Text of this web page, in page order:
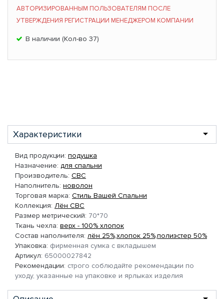
АВТОРИЗИРОВАННЫМ ПОЛЬЗОВАТЕЛЯМ ПОСЛЕ
УТВЕРЖДЕНИЯ РЕГИСТРАЦИИ МЕНЕДЖЕРОМ КОМПАНИИ
В наличии (Кол-во 37)
Характеристики
Вид продукции: подушка
Назначение: для спальни
Производитель: СВС
Наполнитель: новолон
Торговая марка: Стиль Вашей Спальни
Коллекция: Лён СВС
Размер метрический: 70*70
Ткань чехла: верх - 100% хлопок
Состав наполнителя: лён 25%,хлопок 25%,полиэстер 50%
Упаковка: фирменная сумка с вкладышем
Артикул: 65000027842
Рекомендации: строго соблюдайте рекомендации по
уходу, указанные на упаковке и ярлыках изделия